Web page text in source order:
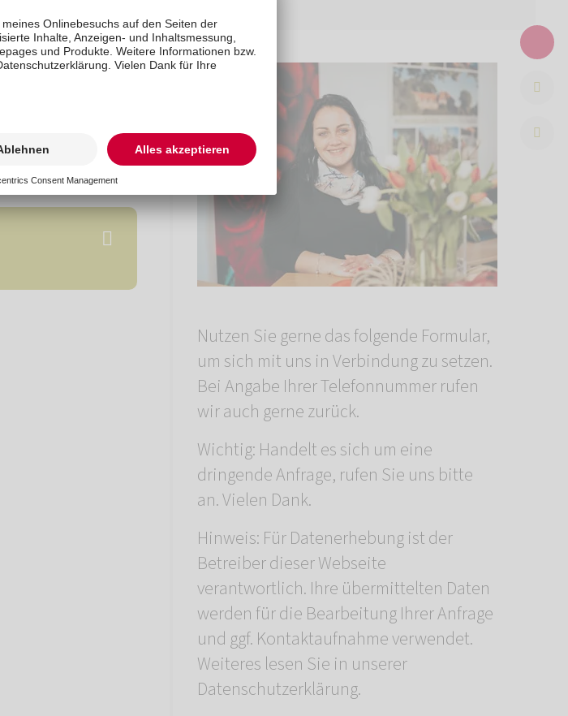
Nutzen Sie gerne das folgende Formular,
um sich mit uns in Verbindung zu setzen.
Bei Angabe Ihrer Telefonnummer rufen
wir auch gerne zurück.
Wichtig: Handelt es sich um eine
dringende Anfrage, rufen Sie uns bitte
an. Vielen Dank.
Hinweis: Für Datenerhebung ist der
Betreiber dieser Webseite
verantwortlich. Ihre übermittelten Daten
werden für die Bearbeitung Ihrer Anfrage
und ggf. Kontaktaufnahme verwendet.
Weiteres lesen Sie in unserer
Datenschutzerklärung.